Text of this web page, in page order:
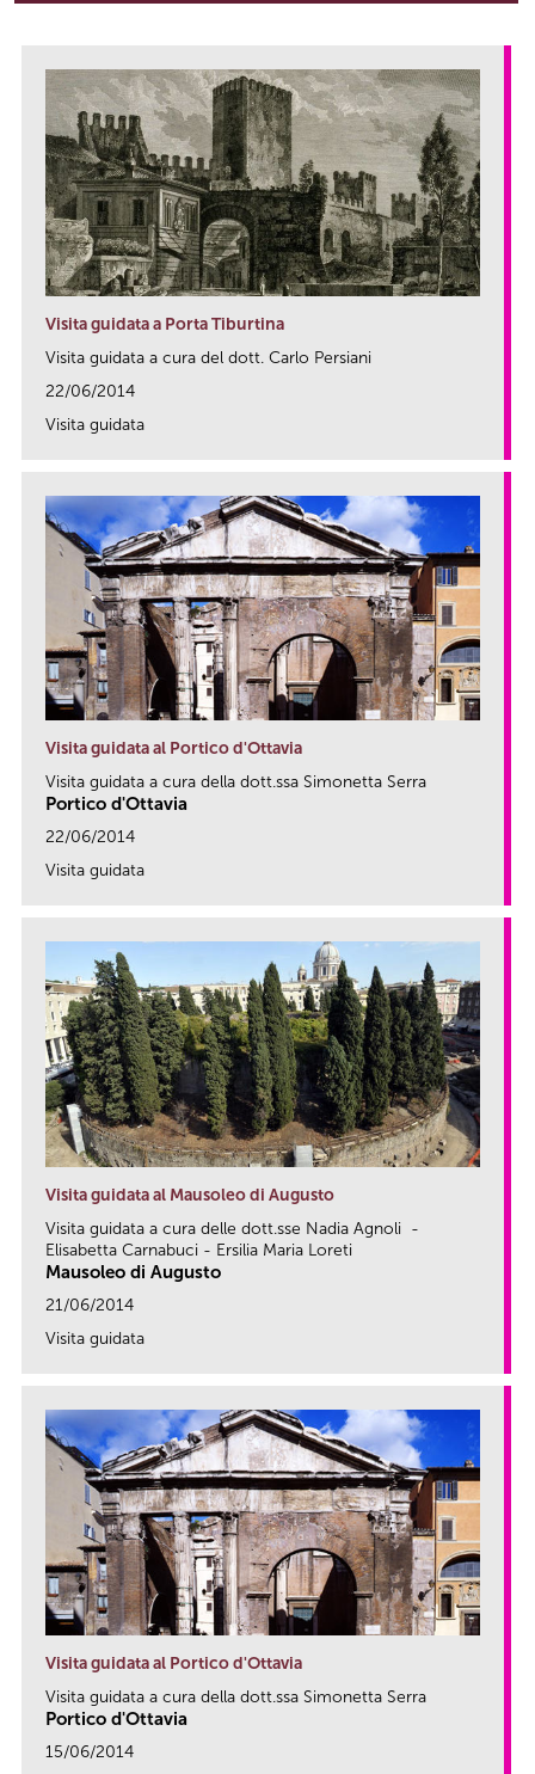
Visita guidata a Porta Tiburtina
Visita guidata a cura del dott. Carlo Persiani
22/06/2014
Visita guidata
Visita guidata al Portico d'Ottavia
Visita guidata a cura della dott.ssa Simonetta Serra
Portico d'Ottavia
22/06/2014
Visita guidata
Visita guidata al Mausoleo di Augusto
Visita guidata a cura delle dott.sse Nadia Agnoli -
Elisabetta Carnabuci - Ersilia Maria Loreti
Mausoleo di Augusto
21/06/2014
Visita guidata
Visita guidata al Portico d'Ottavia
Visita guidata a cura della dott.ssa Simonetta Serra
Portico d'Ottavia
15/06/2014